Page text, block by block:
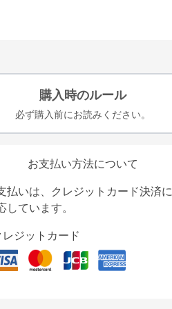
購入時のルール
必ず購入前にお読みください。
お支払い方法について
払いは、クレジットカード決済に
しています。
レジットカード